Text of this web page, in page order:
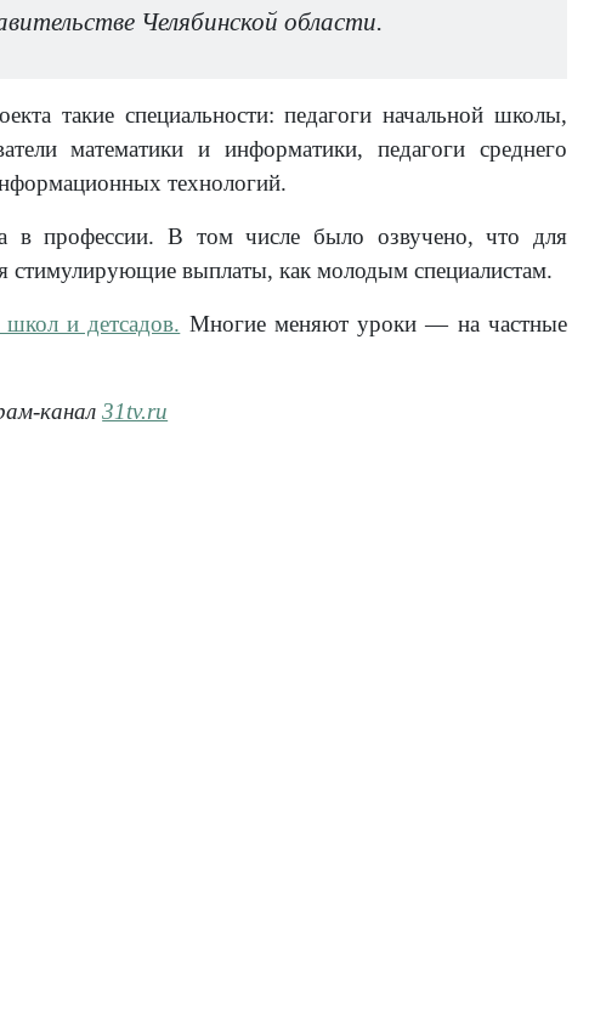
Челябинской области.
такие специальности: педагоги начальной школы,
математики и информатики, педагоги среднего
технологий.
в профессии. В том числе было озвучено, что для
стимулирующие выплаты, как молодым специалистам.
школ и детсадов. Многие меняют уроки — на частные
канал31tv.ru